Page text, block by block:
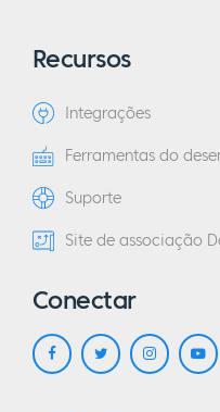
Recursos
Integrações
Ferramentas do
Suporte
Site de associação
Conectar